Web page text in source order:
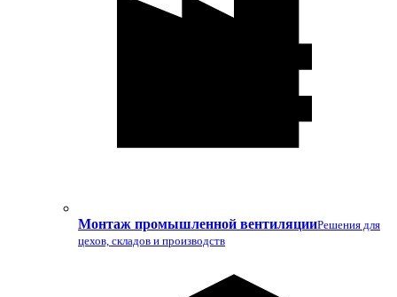
Монтаж промышленной вентиляцииРешения для
цехов, складов и производств